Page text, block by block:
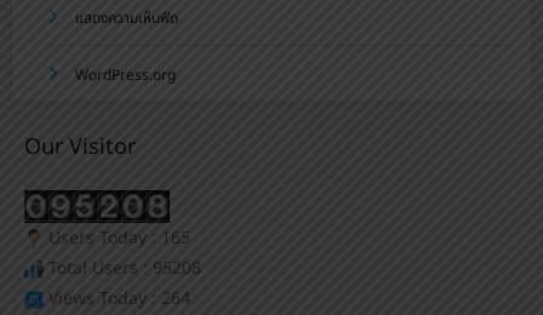
แสดงความเห็นฟีด
WordPress.org
Our Visitor
Users Today : 165
Total Users : 95208
Views Today : 264